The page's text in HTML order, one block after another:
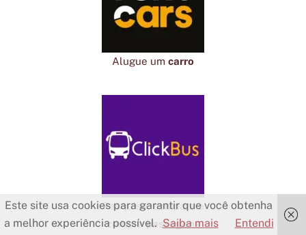
Alugue um carro
Pesquise, compare e
comprepassagens
Este site usa cookies para garantir que você obtenha
a melhor experiência possível. Saiba mais Entendi